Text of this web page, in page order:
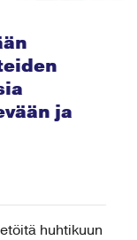
ja
huhtikuun